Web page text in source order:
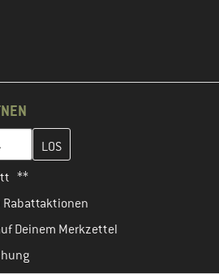
ein und erstelle im nächsten
**
Rabattaktionen
Deinem Merkzettel